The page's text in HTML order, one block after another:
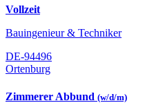
Vollzeit
Bauingenieur & Techniker
DE-94496
Ortenburg
Zimmerer Abbund (w/d/m)